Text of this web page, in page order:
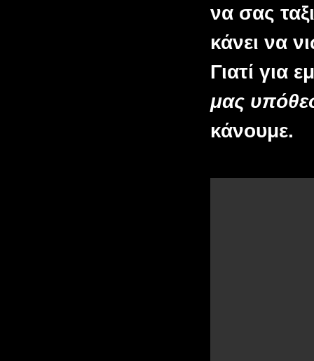
να σας
κάνει να
Γιατί για
μας
κάνουμε.